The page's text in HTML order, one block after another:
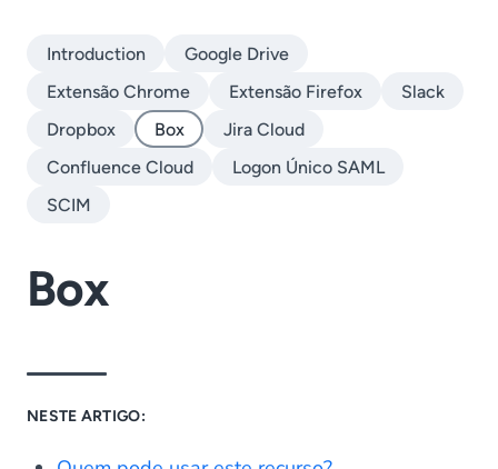
Introduction
Google Drive
Extensão Chrome
Extensão Firefox
Slack
Dropbox
Box
Jira Cloud
Confluence Cloud
Logon Único SAML
SCIM
Box
NESTE ARTIGO: